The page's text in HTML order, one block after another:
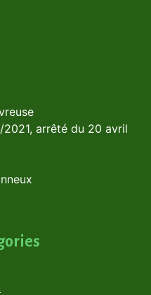
2021, arrêté du 20 avril